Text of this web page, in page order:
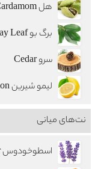
هل Cardamom
برگ بو Bay Leaf
سرو Cedar
لیمو شیرین Lemon
نت‌های میانی
اسطوخودوس Lavender